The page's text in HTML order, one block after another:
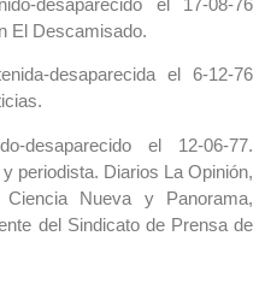
El Descamisado.
desaparecida el 6-12-76
desaparecido el 12-06-77.
periodista. Diarios La Opinión,
Nueva y Panorama,
del Sindicato de Prensa de